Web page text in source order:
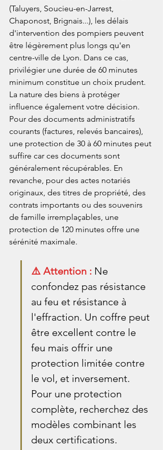
(Taluyers, Soucieu-en-Jarrest,
Chaponost, Brignais...), les délais
d'intervention des pompiers peuvent
être légèrement plus longs qu'en
centre-ville de Lyon. Dans ce cas,
privilégier une durée de 60 minutes
minimum constitue un choix prudent.
La nature des biens à protéger
influence également votre décision.
Pour des documents administratifs
courants (factures, relevés bancaires),
une protection de 30 à 60 minutes peut
suffire car ces documents sont
généralement récupérables. En
revanche, pour des actes notariés
originaux, des titres de propriété, des
contrats importants ou des souvenirs
de famille irremplaçables, une
protection de 120 minutes offre une
sérénité maximale.
⚠️ Attention : Ne
confondez pas résistance
au feu et résistance à
l'effraction. Un coffre peut
être excellent contre le
feu mais offrir une
protection limitée contre
le vol, et inversement.
Pour une protection
complète, recherchez des
modèles combinant les
deux certifications.